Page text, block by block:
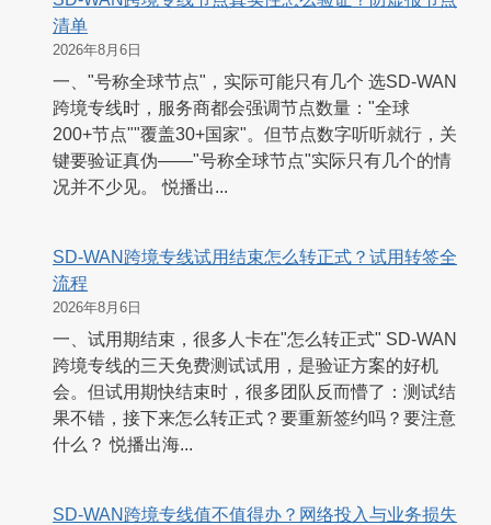
清单
2026年8月6日
一、"号称全球节点"，实际可能只有几个 选SD-WAN
跨境专线时，服务商都会强调节点数量："全球
200+节点""覆盖30+国家"。但节点数字听听就行，关
键要验证真伪——"号称全球节点"实际只有几个的情
况并不少见。 悦播出...
SD-WAN跨境专线试用结束怎么转正式？试用转签全
流程
2026年8月6日
一、试用期结束，很多人卡在"怎么转正式" SD-WAN
跨境专线的三天免费测试试用，是验证方案的好机
会。但试用期快结束时，很多团队反而懵了：测试结
果不错，接下来怎么转正式？要重新签约吗？要注意
什么？ 悦播出海...
SD-WAN跨境专线值不值得办？网络投入与业务损失